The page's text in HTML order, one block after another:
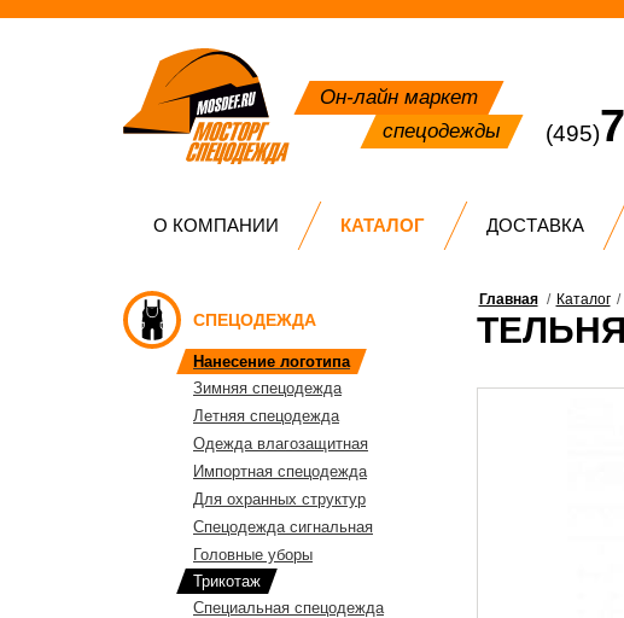
Он-лайн маркет
спецодежды
(495)
О КОМПАНИИ КАТАЛОГ ДОСТАВКА
СПЕЦОДЕЖДА
Нанесение логотипа
Зимняя спецодежда
Летняя спецодежда
Одежда влагозащитная
Импортная спецодежда
Для охранных структур
Спецодежда сигнальная
Головные уборы
Трикотаж
Специальная спецодежда
Главная / Каталог /